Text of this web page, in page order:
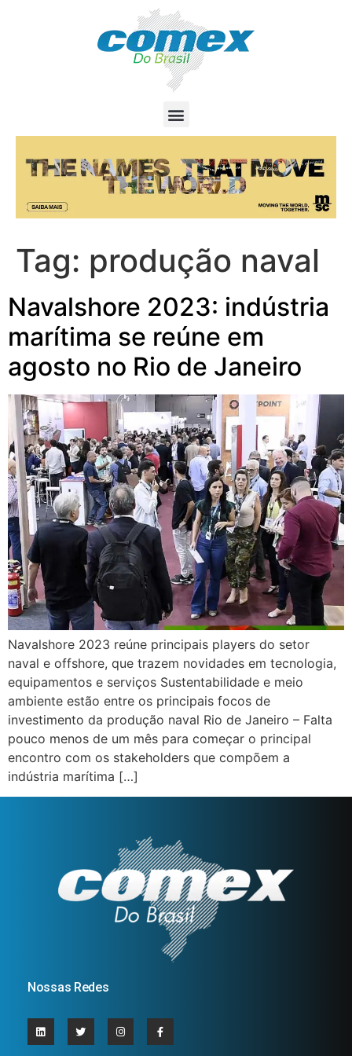
Tag: produção naval
Navalshore 2023: indústria
marítima se reúne em
agosto no Rio de Janeiro
Navalshore 2023 reúne principais players do setor
naval e offshore, que trazem novidades em tecnologia,
equipamentos e serviços Sustentabilidade e meio
ambiente estão entre os principais focos de
investimento da produção naval Rio de Janeiro – Falta
pouco menos de um mês para começar o principal
encontro com os stakeholders que compõem a
indústria marítima […]
Nossas Redes